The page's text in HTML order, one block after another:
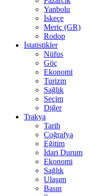
Yanbolu
İskeçe
Meriç (GR)
Rodop
İstatistikler
Nüfus
Göç
Ekonomi
Turizm
Sağlık
Seçim
Diğer
Trakya
Tarih
Coğrafya
Eğitim
İdari Durum
Ekonomi
Sağlık
Ulaşım
Basın